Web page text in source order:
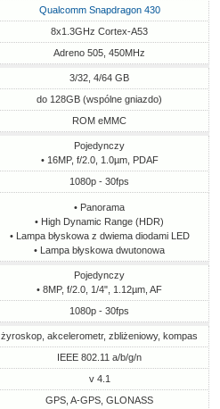
Qualcomm Snapdragon 430
8x1.3GHz Cortex-A53
Adreno 505, 450MHz
3/32, 4/64 GB
do 128GB (wspólne gniazdo)
ROM eMMC
Pojedynczy
• 16MP, f/2.0, 1.0µm, PDAF
1080p - 30fps
• Panorama
• High Dynamic Range (HDR)
• Lampa błyskowa z dwiema diodami LED
• Lampa błyskowa dwutonowa
Pojedynczy
• 8MP, f/2.0, 1/4", 1.12µm, AF
1080p - 30fps
żyroskop, akcelerometr, zbliżeniowy, kompas
IEEE 802.11 a/b/g/n
v 4.1
GPS, A-GPS, GLONASS